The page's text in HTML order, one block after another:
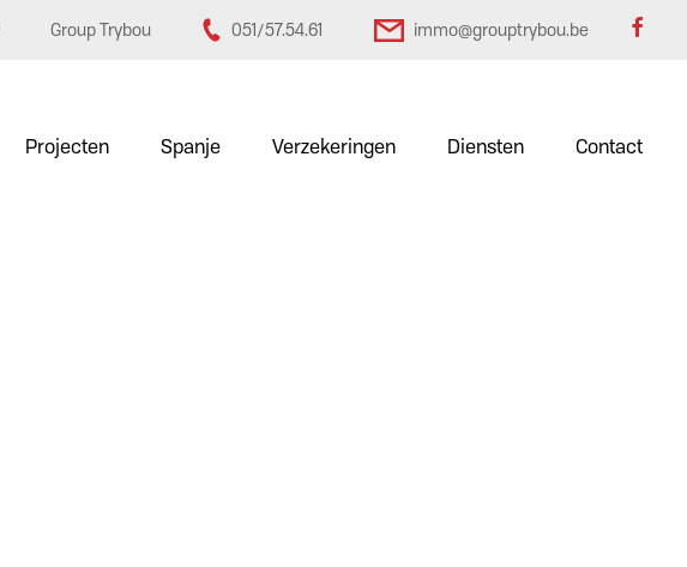
Group Trybou 051/57.54.61 immo@grouptrybou.be
Projecten Spanje Verzekeringen Diensten Contact